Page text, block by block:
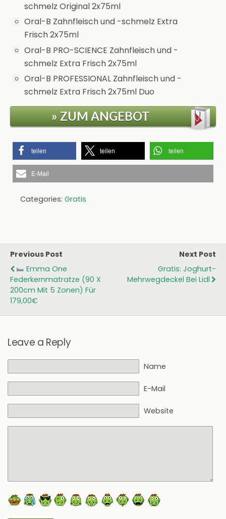
schmelz Original 2x75ml
Oral-B Zahnfleisch und -schmelz Extra
Frisch 2x75ml
Oral-B PRO-SCIENCE Zahnfleisch und -
schmelz Extra Frisch 2x75ml
Oral-B PROFESSIONAL Zahnfleisch und -
schmelz Extra Frisch 2x75ml Duo
» ZUM ANGEBOT
teilen teilen teilen
E-Mail
Categories: Gratis
Previous Post
Emma One
Federkernmatratze (90 X
200cm Mit 5 Zonen) Für
179,00€
Next Post
Gratis: Joghurt-
Mehrwegdeckel Bei Lidl
Leave a Reply
Name
E-Mail
Website